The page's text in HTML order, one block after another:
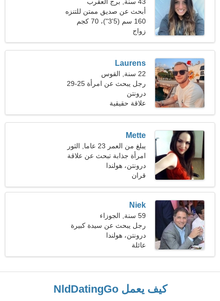
أبحث عن صديق ممتن للتنزه
160 سم (5'3")، 70 كجم
(154 رطلا)زواج
Laurens
22 سنة, القوس
رجل يبحث عن امرأة 25-29
درونتن
علاقة حقيقية
Mette
يبلغ من العمر 23 عاما, الثور
امرأة جذابة تبحث عن علاقة
درونتن، هولندا
قران
Niek
59 سنة, الجوزاء
رجل يبحث عن سيدة كبيرة
درونتن، هولندا
عائلة
كيف يعمل NldDatingGo